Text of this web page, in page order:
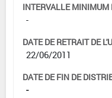
INTERVALLE MINIMUM
-
DATE DE RETRAIT DE
22/06/2011
DATE DE FIN DE
-